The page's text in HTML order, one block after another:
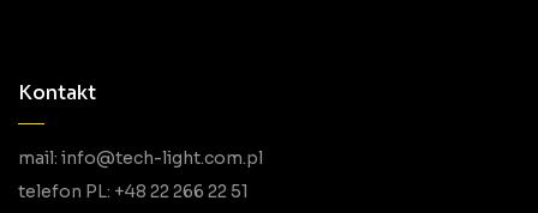
Kontakt
mail: info@tech-light.com.pl
telefon PL: +48 22 266 22 51